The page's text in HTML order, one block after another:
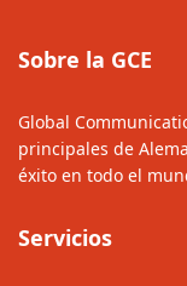
Sobre la GCE
Global
principales de
éxito en todo el
Servicios